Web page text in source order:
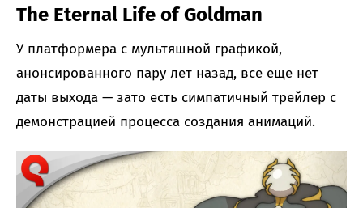
The Eternal Life of Goldman
У платформера с мультяшной графикой,
анонсированного пару лет назад, все еще нет
даты выхода — зато есть симпатичный трейлер с
демонстрацией процесса создания анимаций.